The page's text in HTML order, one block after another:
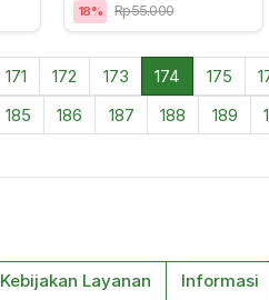
18% Rp55.000
171 172 173 174 175
185
186 187 188 189
Kebijakan Layanan Informasi